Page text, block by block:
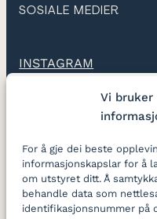
Vi bruker
For å gje dei beste
informasjonskapslar for å
om utstyret ditt. Å
behandle data som
identifikasjonsnummer på
SOSIALE MEDIER
INSTAGRAM